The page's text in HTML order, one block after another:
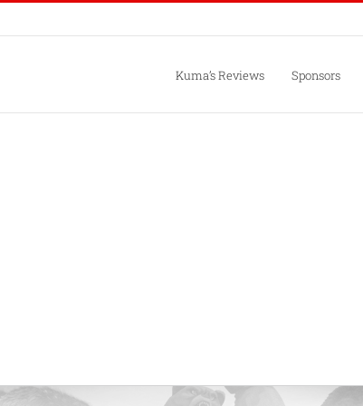
Kuma’s Reviews Sponsors